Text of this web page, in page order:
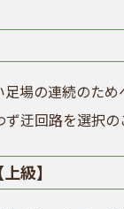
場の連続のため
迂回路を選択の
級】